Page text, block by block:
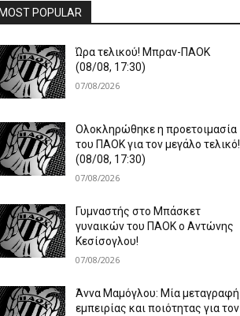
POPULAR
Ώρα τελικού! Μπραν-ΠΑΟΚ
(08/08, 17:30)
07/08/2026
Ολοκληρώθηκε η προετοιμασία
του ΠΑΟΚ για τον μεγάλο τελικό!
(08/08, 17:30)
07/08/2026
Γυμναστής στο Μπάσκετ
γυναικών του ΠΑΟΚ ο Αντώνης
Κεσίσογλου!
07/08/2026
Άννα Μαμόγλου: Μία μεταγραφή
εμπειρίας και ποιότητας για τον